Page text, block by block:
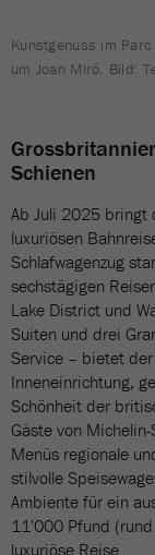
Kunstgenuss im
um Joan Miró. Bild:
Schienen
Ab Juli 2025 bringt
luxuriösen
Schlafwagenzug
sechstägigen
Lake District und
Suiten und drei
Service – bietet
Inneneinrichtung,
Schönheit der
Gäste von
Menüs regionale
stilvolle
Ambiente für ein
11'000 Pfund
luxuriöse Reise.